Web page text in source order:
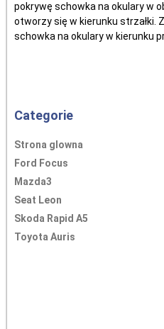
pokrywę schowka na okulary w
otworzy się w kierunku strzałki.
schowka na okulary w kierunku
Categorie
Strona glowna
Ford Focus
Mazda3
Seat Leon
Skoda Rapid A5
Toyota Auris